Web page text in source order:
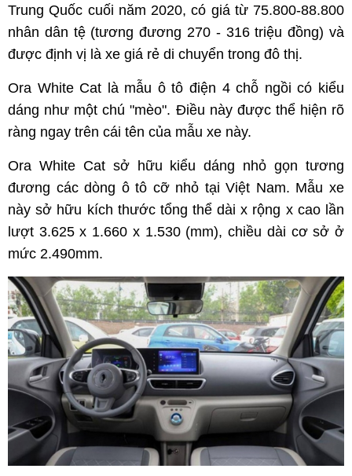
Trung Quốc cuối năm 2020, có giá từ 75.800-88.800
nhân dân tệ (tương đương 270 - 316 triệu đồng) và
được định vị là xe giá rẻ di chuyển trong đô thị.
Ora White Cat là mẫu ô tô điện 4 chỗ ngồi có kiểu
dáng như một chú "mèo". Điều này được thể hiện rõ
ràng ngay trên cái tên của mẫu xe này.
Ora White Cat sở hữu kiểu dáng nhỏ gọn tương
đương các dòng ô tô cỡ nhỏ tại Việt Nam. Mẫu xe
này sở hữu kích thước tổng thể dài x rộng x cao lần
lượt 3.625 x 1.660 x 1.530 (mm), chiều dài cơ sở ở
mức 2.490mm.